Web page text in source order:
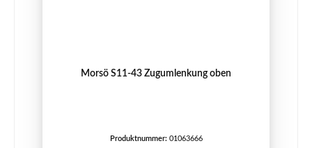
Morsö S11-43 Zugumlenkung oben
Produktnummer: 01063666